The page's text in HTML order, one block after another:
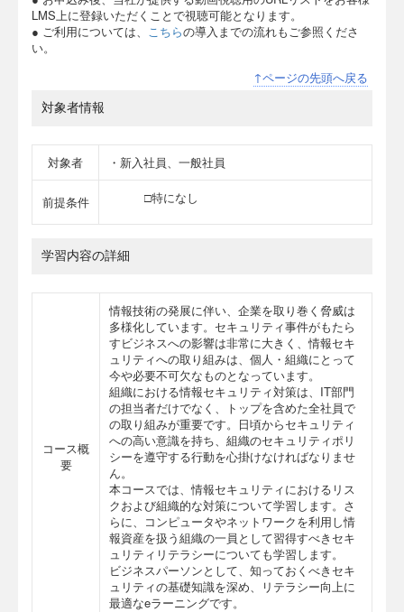
LMS上に登録いただくことで視聴可能となります。
● ご利用については、 こちらの導入までの流れもご参照くださ
い。
↑ページの先頭へ戻る
対象者情報
対象者 ・新入社員、一般社員
前提条件 □特になし
学習内容の詳細
コース概
要
情報技術の発展に伴い、企業を取り巻く脅威は
多様化しています。セキュリティ事件がもたら
すビジネスへの影響は非常に大きく、情報セキ
ュリティへの取り組みは、個人・組織にとって
今や必要不可欠なものとなっています。
組織における情報セキュリティ対策は、IT部門
の担当者だけでなく、トップを含めた全社員で
の取り組みが重要です。日頃からセキュリティ
への高い意識を持ち、組織のセキュリティポリ
シーを遵守する行動を心掛けなければなりませ
ん。
本コースでは、情報セキュリティにおけるリス
クおよび組織的な対策について学習します。さ
らに、コンピュータやネットワークを利用し情
報資産を扱う組織の一員として習得すべきセキ
ュリティリテラシーについても学習します。
ビジネスパーソンとして、知っておくべきセキ
ュリティの基礎知識を深め、リテラシー向上に
最適なeラーニングです。